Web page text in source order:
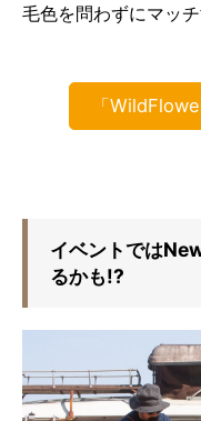
毛色を問わずにマッ
「
イベントでは
るかも!?